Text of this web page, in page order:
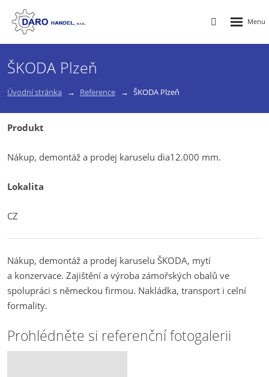
Vyhledávání
ŠKODA Plzeň
Úvodní stránka Reference ŠKODA Plzeň
Produkt
Nákup, demontáž a prodej karuselu dia12.000 mm.
Lokalita
CZ
Nákup, demontáž a prodej karuselu ŠKODA, mytí
a konzervace. Zajištění a výroba zámořských obalů ve
spolupráci s německou firmou. Nakládka, transport i celní
formality.
Prohlédněte si referenční fotogalerii